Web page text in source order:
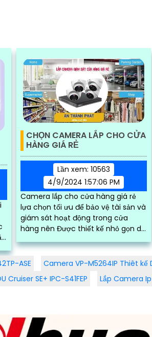
CHỌN CAMERA LẮP CHO CỬA
HÀNG GIÁ RẺ
Lần xem: 10563
4/9/2024 1:57:06 PM
Camera lắp cho cửa hàng giá rẻ
lựa chọn tối ưu để bảo vệ tài sản và
giám sát hoạt động trong cửa
hàng nên Được thiết kế nhỏ gọn dễ
lắp đặt và di dời sử dụng camera
cho cửa hàng...
ASE
Camera VP-M5264IP Thiêt kế
Cruiser SE+ IPC-S41FEP
Lắp Camera